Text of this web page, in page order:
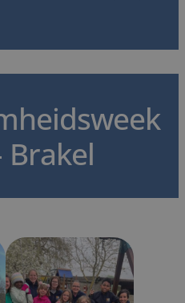
Brakel